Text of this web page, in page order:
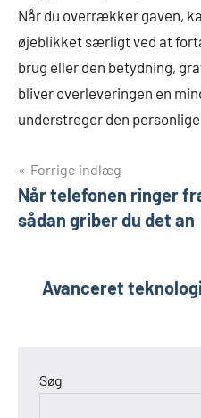
Når du overrækker gaven,
øjeblikket særligt ved at
brug eller den betydning,
bliver overleveringen en
understreger den
Forrige indlæg
Når telefonen ringer
sådan griber du det an
Avanceret
Søg